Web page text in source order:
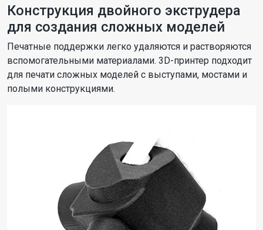
Конструкция двойного экструдера
для создания сложных моделей
Печатные поддержки легко удаляются и растворяются
вспомогательными материалами. 3D-принтер подходит
для печати сложных моделей с выступами, мостами и
полыми конструкциями.